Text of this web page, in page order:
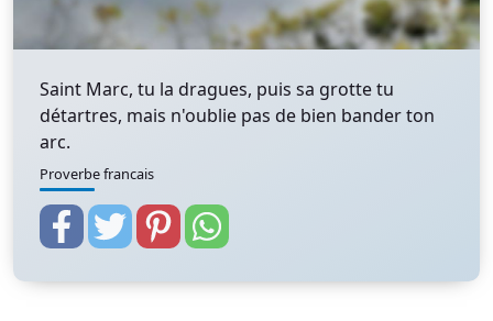
Saint Marc, tu la dragues, puis sa grotte tu
détartres, mais n'oublie pas de bien bander ton
arc.
Proverbe francais